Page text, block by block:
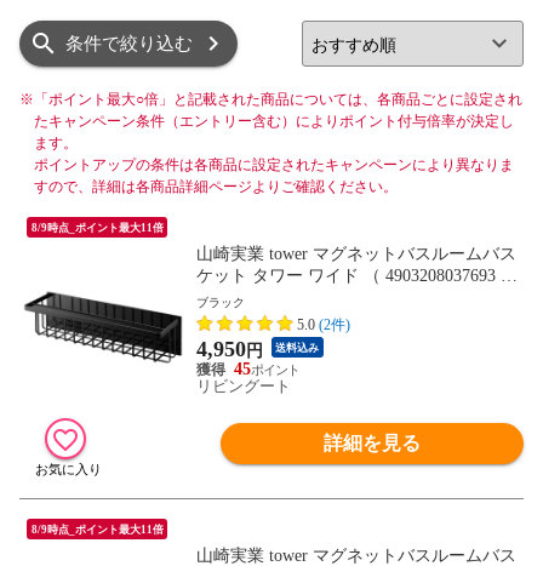
条件で絞り込む
※ 「ポイント最大○倍」と記載された商品については、各商品ごとに設定され
たキャンペーン条件（エントリー含む）によりポイント付与倍率が決定し
ます。
ポイントアップの条件は各商品に設定されたキャンペーンにより異なりま
すので、詳細は各商品詳細ページよりご確認ください。
8/9時点_ポイント最大11倍
山崎実業 tower マグネットバスルームバス
ケット タワー ワイド （ 4903208037693 タ
ワーシリーズ 磁石 マグネット お風呂収納
バス お風呂 風呂 バスケット 浮かせる収納
浴室 収納 ホワイト ブラック ） 【ブラッ
ク】
ブラック
5.0 (2件)
4,950円 送料込み
45
リビングート
詳細を見る
8/9時点_ポイント最大11倍
山崎実業 tower マグネットバスルームバス